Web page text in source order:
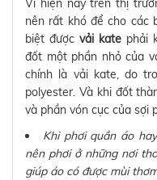
Vì hiện nay trên thị
nên rất khó để cho các
biệt được vải kate phải
đốt một phần nhỏ của
chính là vải kate, do
polyester. Và khi đốt
và phần vón cục của sợi
Khi phơi quần áo
nên phơi ở những nơi
giúp áo có được mùi